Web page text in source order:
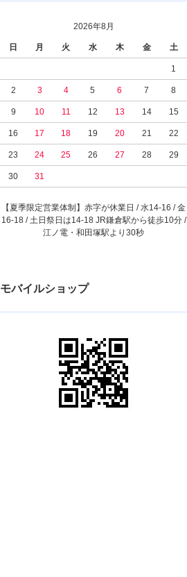
2026年8月
日 月 火 水 木 金 土
1
2 3 4 5 6 7 8
9 10 11 12 13 14 15
16 17 18 19 20 21 22
23 24 25 26 27 28 29
30 31
【夏季限定営業体制】赤字が休業日 / 水14-16 / 金
16-18 / 土日祭日は14-18 JR鎌倉駅から徒歩10分 /
江ノ電・和田塚駅より30秒
モバイルショップ